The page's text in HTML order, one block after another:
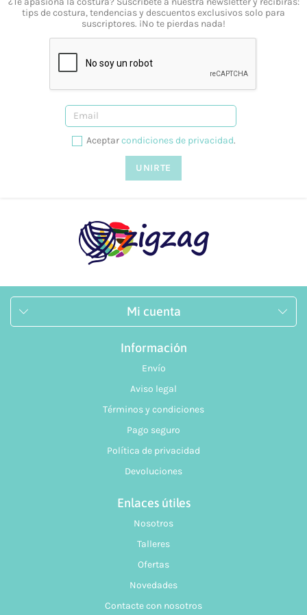
Sí, a partir de los 40 €.
Sí, tenemos talleres adaptados a todos los niveles y
¿Prestáis asesoramiento?
Sí, te podemos ayudar en lo que necesites. Resolvemos tus
tips de costura, tendencias y descuentos exclusivos solo para
suscriptores. ¡No te pierdas nada!
Aceptarcondiciones de privacidad.
Mi cuenta
Información
Envío
Aviso legal
Términos y condiciones
Pago seguro
Política de privacidad
Devoluciones
Enlaces útiles
Nosotros
Talleres
Ofertas
Novedades
Contacte con nosotros